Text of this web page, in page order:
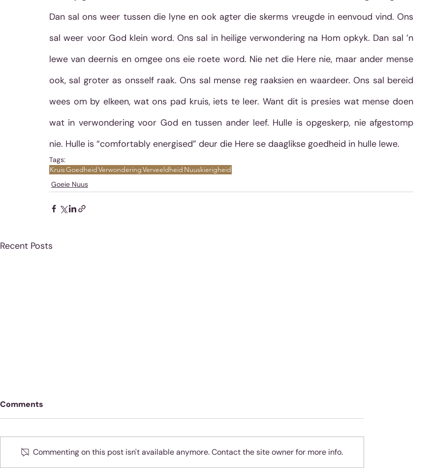
Dan sal ons weer tussen die lyne en ook agter die skerms vreugde in eenvoud vind. Ons
sal weer voor God klein word. Ons sal in heilige verwondering na Hom opkyk. Dan sal ’n
lewe van deernis en omgee ons eie roete word. Nie net die Here nie, maar ander mense
ook, sal groter as onsself raak. Ons sal mense reg raaksien en waardeer. Ons sal bereid
wees om by elkeen, wat ons pad kruis, iets te leer. Want dit is presies wat mense doen
wat in verwondering voor God en tussen ander leef. Hulle is opgeskerp, nie afgestomp
nie. Hulle is “comfortably energised” deur die Here se daaglikse goedheid in hulle lewe.
Tags:
KruisGoedheidVerwonderingVerveeldheid Nuuskierigheid
Goeie Nuus
Recent Posts
Oefen jou geheue
Comments
Commenting on this post isn't available anymore. Contact the site owner for more info.